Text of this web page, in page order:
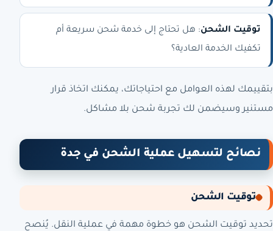
توقيت الشحن: هل تحتاج إلى خدمة شحن سريعة أم
تكفيك الخدمة العادية؟
بتقييمك لهذه العوامل مع احتياجاتك، يمكنك اتخاذ قرار
مستنير وسيضمن لك تجربة شحن بلا مشاكل.
نصائح لتسهيل عملية الشحن في جدة
توقيت الشحن
تحديد توقيت الشحن هو خطوة مهمة في عملية النقل. يُنصح